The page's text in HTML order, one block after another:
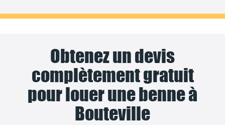
Obtenez un devis
complètement gratuit
pour louer une benne à
Bouteville